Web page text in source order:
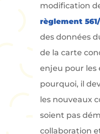
modification
règlement
des données
de la carte
enjeu pour les
pourquoi, il
les nouveaux
soient pas
collaboration